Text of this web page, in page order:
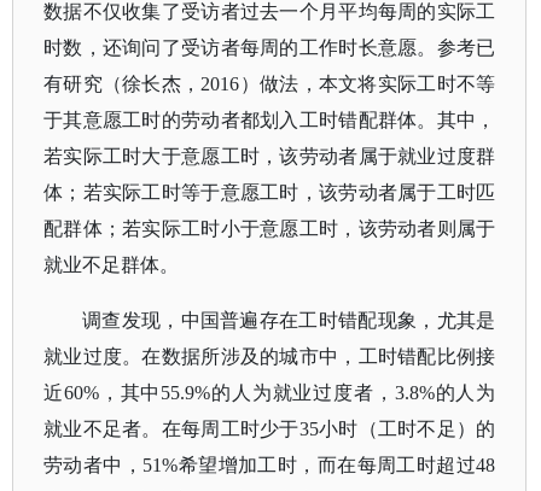
数据不仅收集了受访者过去一个月平均每周的实际工
时数，还询问了受访者每周的工作时长意愿。参考已
有研究（徐长杰，2016）做法，本文将实际工时不等
于其意愿工时的劳动者都划入工时错配群体。其中，
若实际工时大于意愿工时，该劳动者属于就业过度群
体；若实际工时等于意愿工时，该劳动者属于工时匹
配群体；若实际工时小于意愿工时，该劳动者则属于
就业不足群体。
调查发现，中国普遍存在工时错配现象，尤其是
就业过度。在数据所涉及的城市中，工时错配比例接
近60%，其中55.9%的人为就业过度者，3.8%的人为
就业不足者。在每周工时少于35小时（工时不足）的
劳动者中，51%希望增加工时，而在每周工时超过48